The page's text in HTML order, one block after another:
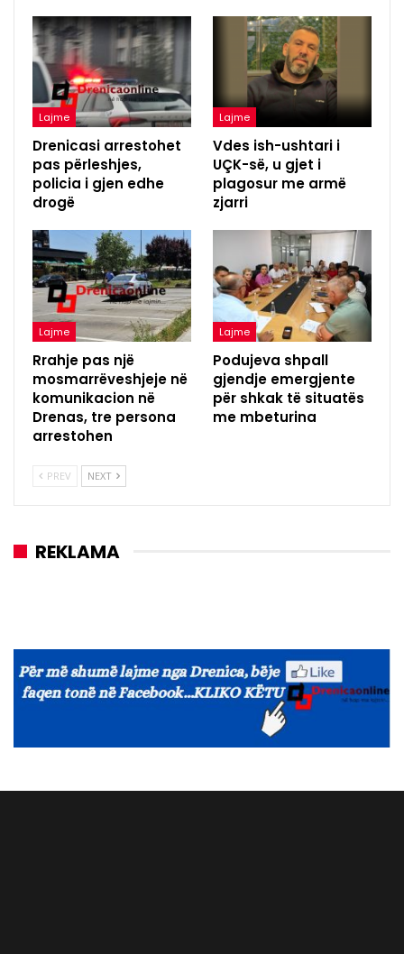
Lajme
Drenicasi arrestohet
pas përleshjes,
policia i gjen edhe
drogë
Lajme
Vdes ish-ushtari i
UÇK-së, u gjet i
plagosur me armë
zjarri
Lajme
Rrahje pas një
mosmarrëveshjeje në
komunikacion në
Drenas, tre persona
arrestohen
Lajme
Podujeva shpall
gjendje emergjente
për shkak të situatës
me mbeturina
PREV NEXT
REKLAMA